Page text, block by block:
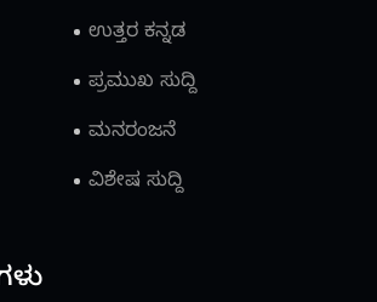
ಉತ್ತರ ಕನ್ನಡ
ಪ್ರಮುಖ ಸುದ್ದಿ
ಮನರಂಜನೆ
ವಿಶೇಷ ಸುದ್ದಿ